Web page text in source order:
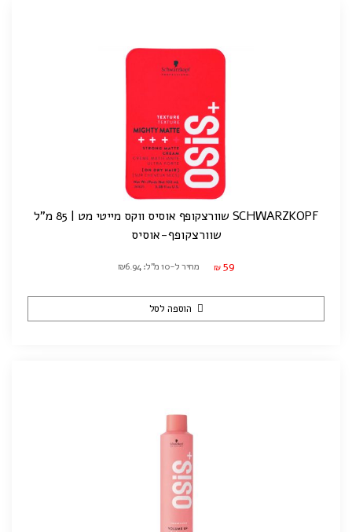
SCHWARZKOPF שוורצקופף אוסיס ווקס מייטי מט | 85 מ"ל
שוורצקופף-אוסיס
₪ 59 מחיר ל-10 מ"ל: ₪6.94
הוספה לסל